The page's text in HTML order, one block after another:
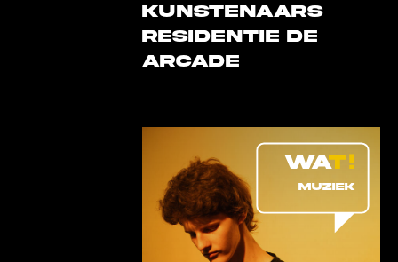
KUNSTENAARS
RESIDENTIE DE
ARCADE
MUZIEK